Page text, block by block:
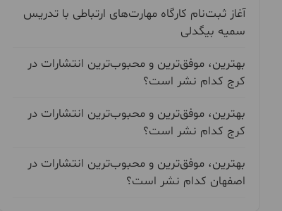
آغاز ثبت‌نام کارگاه مهارت‌های ارتباطی با تدریس
سمیه بیگدلی
بهترین، موفق‌ترین و محبوب‌ترین انتشارات در
کرج کدام نشر است؟
بهترین، موفق‌ترین و محبوب‌ترین انتشارات در
کرج کدام نشر است؟
بهترین، موفق‌ترین و محبوب‌ترین انتشارات در
اصفهان کدام نشر است؟